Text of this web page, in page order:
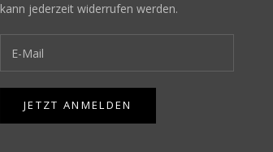
kann jederzeit widerrufen werden.
JETZT ANMELDEN